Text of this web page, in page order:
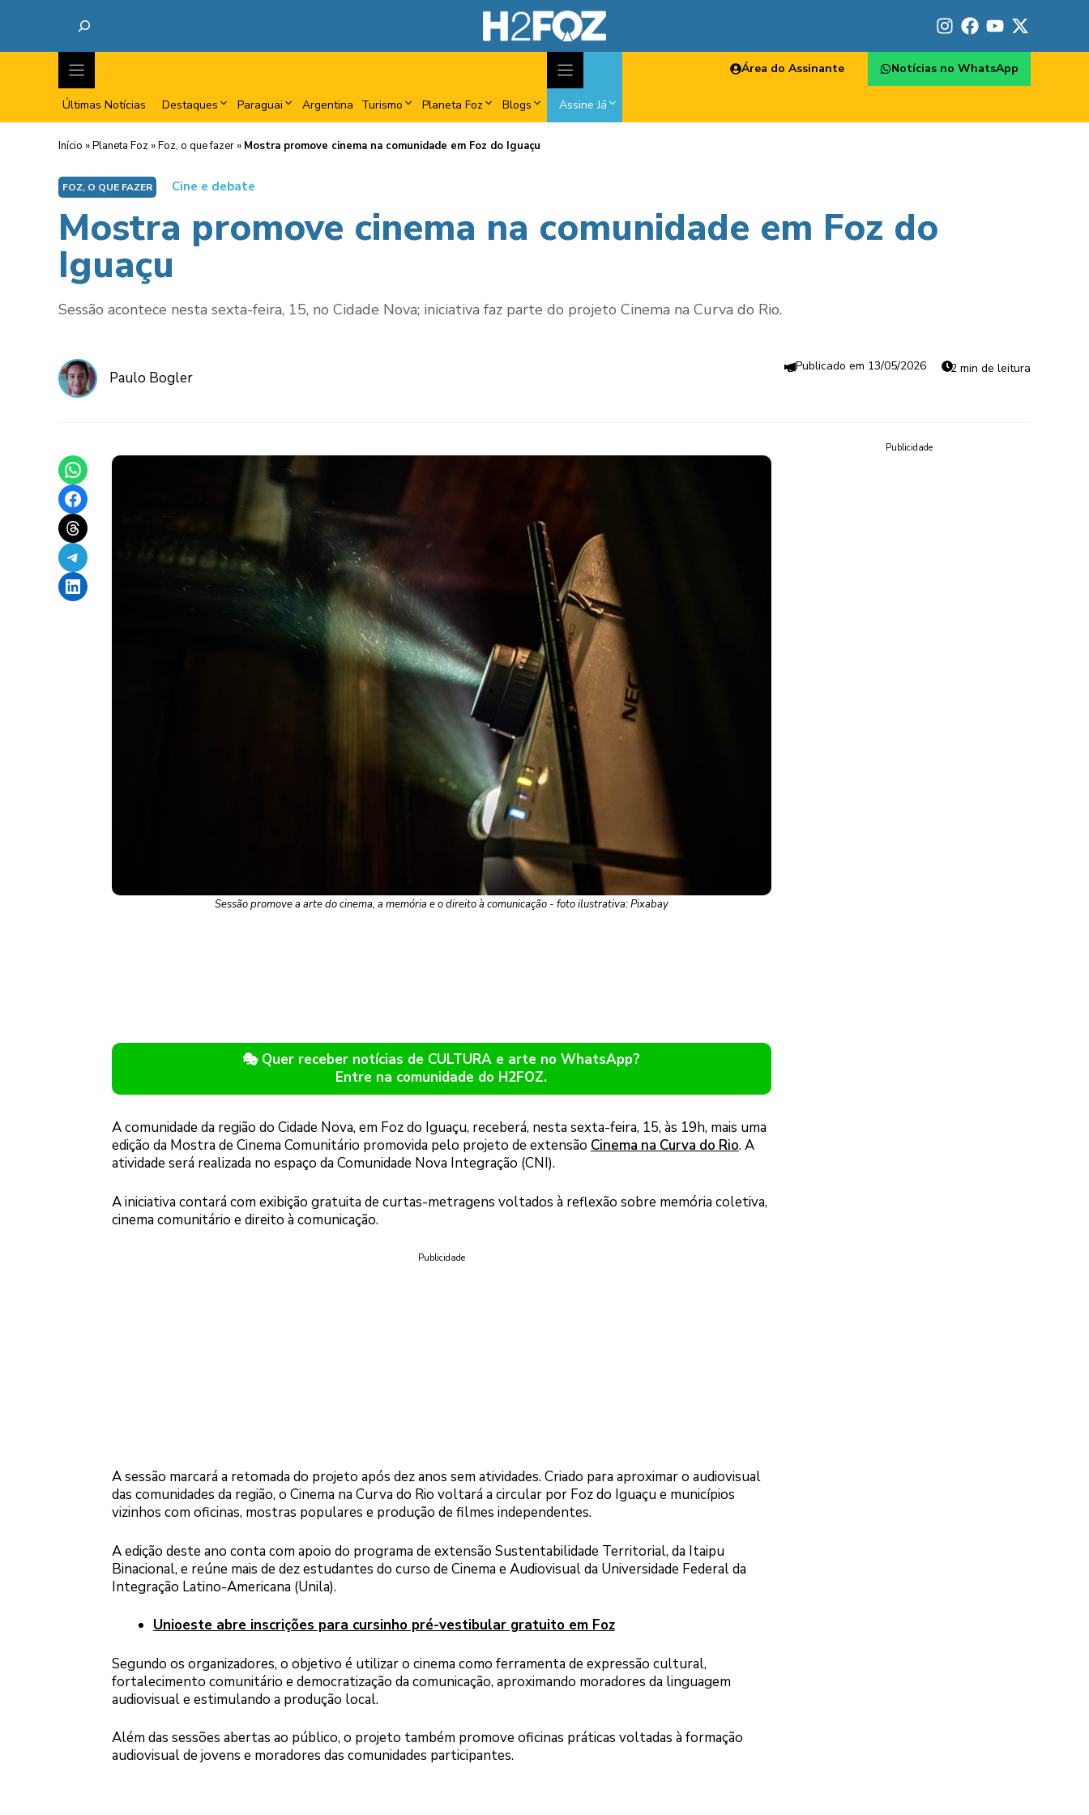
Últimas Notícias Destaques Paraguai Argentina Turismo Planeta Foz Blogs Assine Já
Área do Assinante Notícias no WhatsApp
Início »Planeta Foz »Foz, o que fazer » Mostra promove cinema na comunidade em Foz do Iguaçu
FOZ, O QUE FAZER Cine e debate
Mostra promove cinema na comunidade em Foz do
Iguaçu
Sessão acontece nesta sexta-feira, 15, no Cidade Nova; iniciativa faz parte do projeto Cinema na Curva do Rio.
Paulo Bogler
13/05/2026 2 min de leitura
Share on WhatsApp
Share on Facebook
Share on Threads
Share on Telegram
Share on LinkedIn
Sessão promove a arte do cinema, a memória e o direito à comunicação - foto ilustrativa: Pixabay
🎭 Quer receber notícias de CULTURA e arte no WhatsApp?
Entre na comunidade do H2FOZ.
A comunidade da região do Cidade Nova, em Foz do Iguaçu, receberá, nesta sexta-feira, 15, às 19h, mais uma
edição da Mostra de Cinema Comunitário promovida pelo projeto de extensão Cinema na Curva do Rio. A
atividade será realizada no espaço da Comunidade Nova Integração (CNI).
A iniciativa contará com exibição gratuita de curtas-metragens voltados à reflexão sobre memória coletiva,
cinema comunitário e direito à comunicação.
Publicidade
A sessão marcará a retomada do projeto após dez anos sem atividades. Criado para aproximar o audiovisual
das comunidades da região, o Cinema na Curva do Rio voltará a circular por Foz do Iguaçu e municípios
vizinhos com oficinas, mostras populares e produção de filmes independentes.
A edição deste ano conta com apoio do programa de extensão Sustentabilidade Territorial, da Itaipu
Binacional, e reúne mais de dez estudantes do curso de Cinema e Audiovisual da Universidade Federal da
Integração Latino-Americana (Unila).
Unioeste abre inscrições para cursinho pré-vestibular gratuito em Foz
Segundo os organizadores, o objetivo é utilizar o cinema como ferramenta de expressão cultural,
fortalecimento comunitário e democratização da comunicação, aproximando moradores da linguagem
audiovisual e estimulando a produção local.
Além das sessões abertas ao público, o projeto também promove oficinas práticas voltadas à formação
audiovisual de jovens e moradores das comunidades participantes.
Publicidade